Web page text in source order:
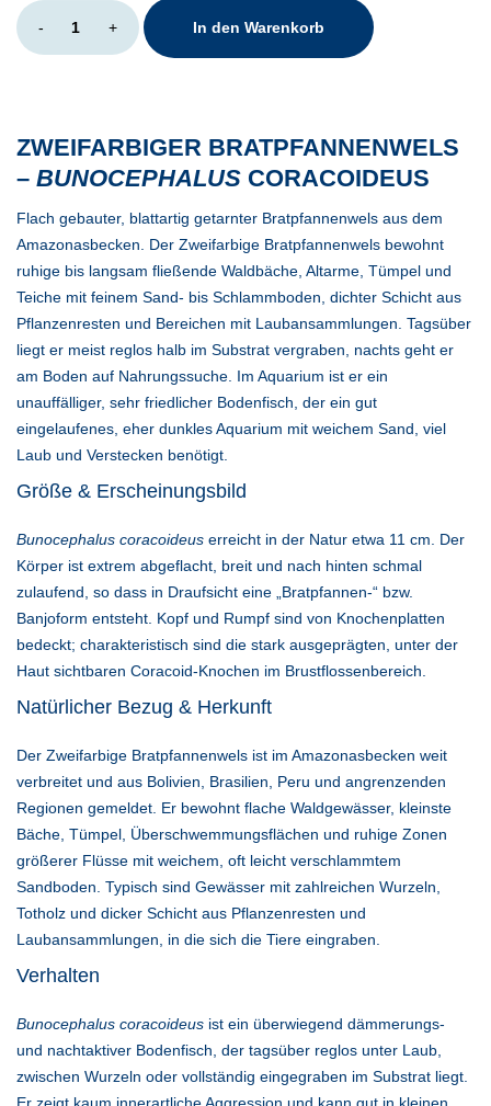
-
Bunocephalus
coracoideus
Menge
+ In den Warenkorb
ZWEIFARBIGER BRATPFANNENWELS
– BUNOCEPHALUS CORACOIDEUS
Flach gebauter, blattartig getarnter Bratpfannenwels aus dem
Amazonasbecken. Der Zweifarbige Bratpfannenwels bewohnt
ruhige bis langsam fließende Waldbäche, Altarme, Tümpel und
Teiche mit feinem Sand- bis Schlammboden, dichter Schicht aus
Pflanzenresten und Bereichen mit Laubansammlungen. Tagsüber
liegt er meist reglos halb im Substrat vergraben, nachts geht er
am Boden auf Nahrungssuche. Im Aquarium ist er ein
unauffälliger, sehr friedlicher Bodenfisch, der ein gut
eingelaufenes, eher dunkles Aquarium mit weichem Sand, viel
Laub und Verstecken benötigt.
Größe & Erscheinungsbild
Bunocephalus coracoideus erreicht in der Natur etwa 11 cm. Der
Körper ist extrem abgeflacht, breit und nach hinten schmal
zulaufend, so dass in Draufsicht eine „Bratpfannen-“ bzw.
Banjoform entsteht. Kopf und Rumpf sind von Knochenplatten
bedeckt; charakteristisch sind die stark ausgeprägten, unter der
Haut sichtbaren Coracoid-Knochen im Brustflossenbereich.
Natürlicher Bezug & Herkunft
Der Zweifarbige Bratpfannenwels ist im Amazonasbecken weit
verbreitet und aus Bolivien, Brasilien, Peru und angrenzenden
Regionen gemeldet. Er bewohnt flache Waldgewässer, kleinste
Bäche, Tümpel, Überschwemmungsflächen und ruhige Zonen
größerer Flüsse mit weichem, oft leicht verschlammtem
Sandboden. Typisch sind Gewässer mit zahlreichen Wurzeln,
Totholz und dicker Schicht aus Pflanzenresten und
Laubansammlungen, in die sich die Tiere eingraben.
Verhalten
Bunocephalus coracoideus ist ein überwiegend dämmerungs-
und nachtaktiver Bodenfisch, der tagsüber reglos unter Laub,
zwischen Wurzeln oder vollständig eingegraben im Substrat liegt.